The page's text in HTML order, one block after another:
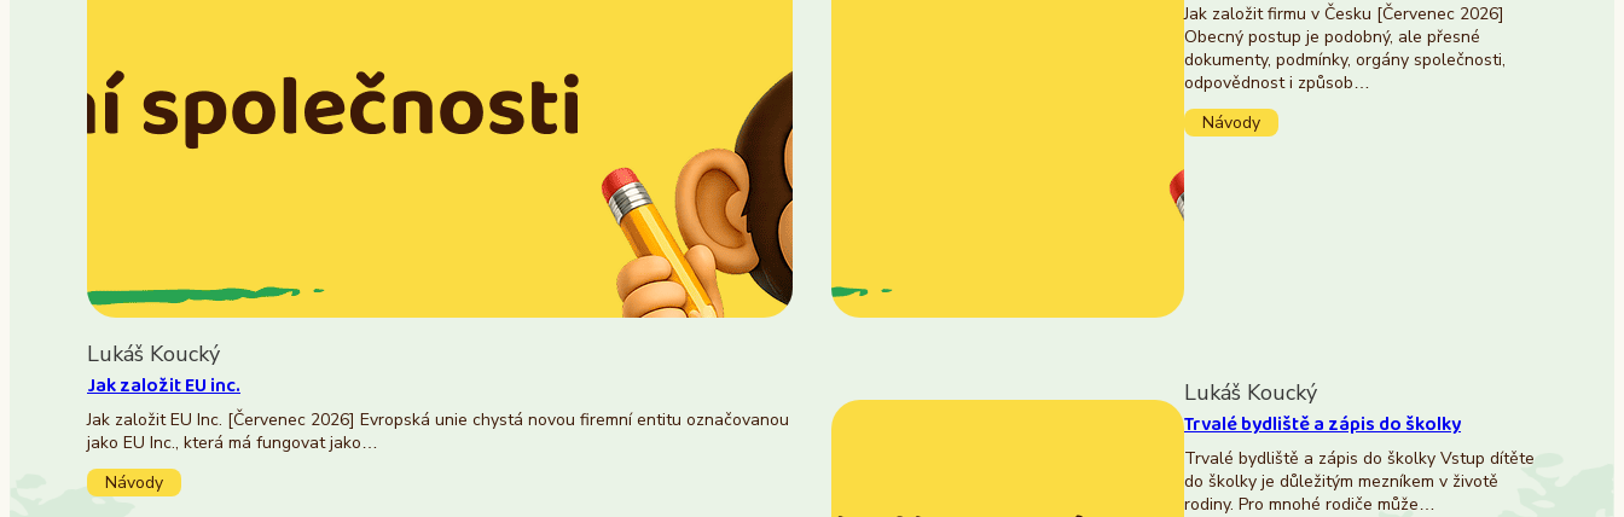
Lukáš Koucký
Jak založit EU inc.
Jak založit EU Inc. [Červenec 2026] Evropská unie chystá novou firemní entitu označovanou
jako EU Inc., která má fungovat jako…
Návody
Jak založit firmu v Česku [Červenec 2026]
Obecný postup je podobný, ale přesné
dokumenty, podmínky, orgány společnosti,
odpovědnost i způsob…
Návody
Lukáš Koucký
Trvalé bydliště a zápis do školky
Trvalé bydliště a zápis do školky Vstup dítěte
do školky je důležitým mezníkem v životě
rodiny. Pro mnohé rodiče může…